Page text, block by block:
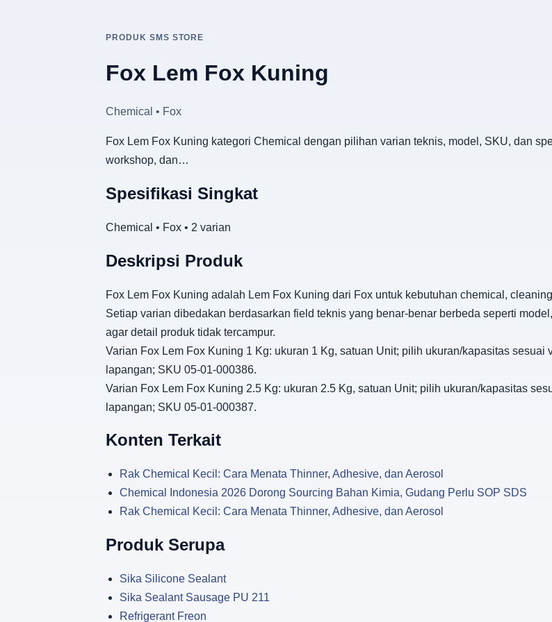
PRODUK SMS STORE
Fox Lem Fox Kuning
Chemical • Fox
Fox Lem Fox Kuning kategori Chemical dengan pilihan varian teknis, model, SKU, dan
workshop, dan…
Spesifikasi Singkat
Chemical • Fox • 2 varian
Deskripsi Produk
Fox Lem Fox Kuning adalah Lem Fox Kuning dari Fox untuk kebutuhan chemical,
Setiap varian dibedakan berdasarkan field teknis yang benar-benar berbeda seperti
agar detail produk tidak tercampur.
Varian Fox Lem Fox Kuning 1 Kg: ukuran 1 Kg, satuan Unit; pilih ukuran/kapasitas
lapangan; SKU 05-01-000386.
Varian Fox Lem Fox Kuning 2.5 Kg: ukuran 2.5 Kg, satuan Unit; pilih ukuran/kapasitas
lapangan; SKU 05-01-000387.
Konten Terkait
Rak Chemical Kecil: Cara Menata Thinner, Adhesive, dan Aerosol
Chemical Indonesia 2026 Dorong Sourcing Bahan Kimia, Gudang Perlu SOP SDS
Rak Chemical Kecil: Cara Menata Thinner, Adhesive, dan Aerosol
Produk Serupa
Sika Silicone Sealant
Sika Sealant Sausage PU 211
Refrigerant Freon